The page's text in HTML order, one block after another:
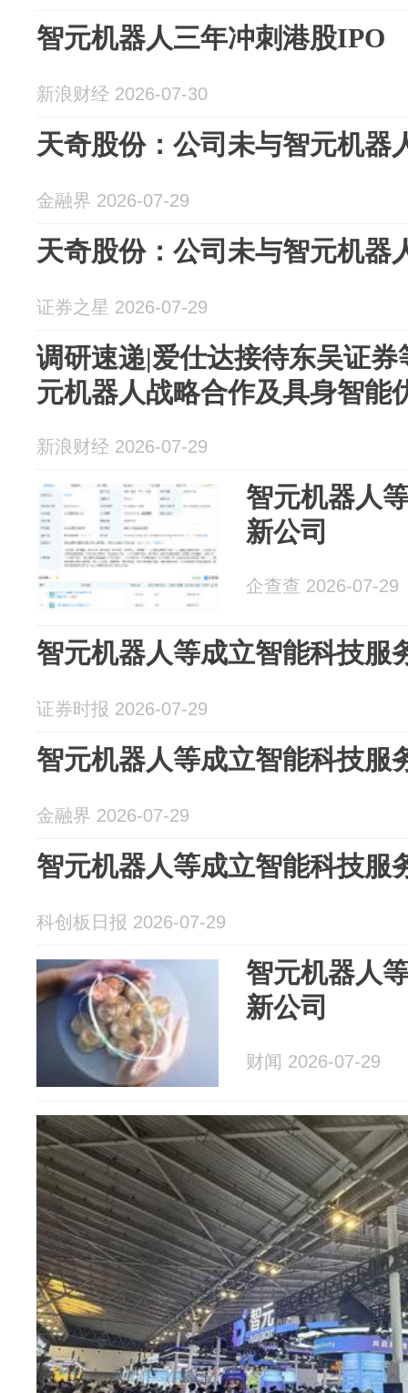
智元机器人三年冲刺港股IPO
新浪财经 2026-07-30
天奇股份：公司未与智元机器
金融界 2026-07-29
天奇股份：公司未与智元机器
证券之星 2026-07-29
调研速递|爱仕达接待东吴证
元机器人战略合作及具身智能
新浪财经 2026-07-29
智元机器人
新公司
企查查 2026-07-29
智元机器人等成立智能科技服
证券时报 2026-07-29
智元机器人等成立智能科技服
金融界 2026-07-29
智元机器人等成立智能科技服
科创板日报 2026-07-29
智元机器人
新公司
财闻 2026-07-29